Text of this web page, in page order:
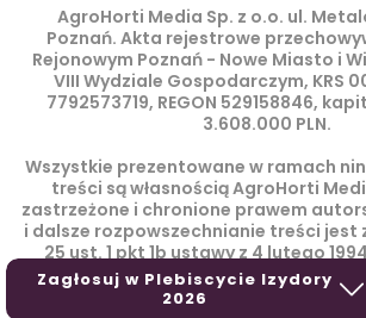
Zagłosuj w Plebiscycie Izydory
2026
AgroHorti Media Sp. z o.o. ul.
Poznań. Akta rejestrowe
Rejonowym Poznań - Nowe Miasto i
VIII Wydziale Gospodarczym, KRS
7792573719, REGON 529158846,
3.608.000 PLN.
Wszystkie prezentowane w ramach
treści są własnością AgroHorti
zastrzeżone i chronione prawem
i dalsze rozpowszechnianie treści jest
25 ust. 1 pkt 1b ustawy z 4 lutego
autorskim i prawach